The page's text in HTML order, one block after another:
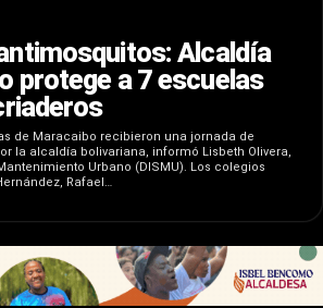
Alcaldía
protege a 7 escuelas
de Maracaibo recibieron una jornada de
la alcaldía bolivariana, informó Lisbeth Olivera,
Urbano (DISMU). Los colegios
Rafael…